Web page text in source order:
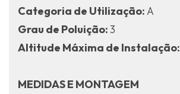
Categoria de Utilização: A
Grau de Poluição:3
Altitude Máxima de Instalação:
MEDIDAS E MONTAGEM